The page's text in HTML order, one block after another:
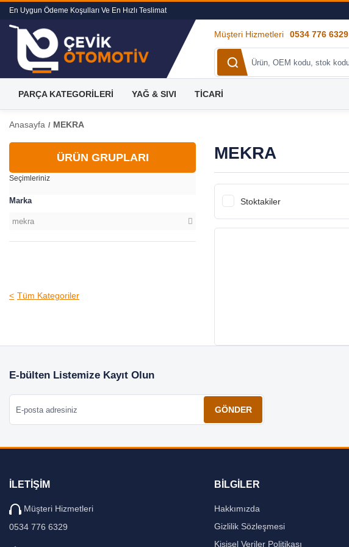
En Uygun Ödeme Koşulları Ve En Hızlı Teslimat
Müşteri Hizmetleri 0534 776 6329
PARÇA KATEGORİLERİ YAĞ & SIVI TİCARİ
Anasayfa MEKRA
ÜRÜN GRUPLARI
Seçimleriniz
Marka
mekra
Tüm Kategoriler
MEKRA
Stoktakiler
E-bülten Listemize Kayıt Olun
GÖNDER
İLETİŞİM
Müşteri Hizmetleri
0534 776 6329
BİLGİLER
Hakkımızda
Gizlilik Sözleşmesi
Kişisel Veriler Politikası